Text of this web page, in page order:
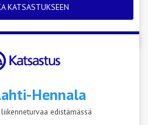
KATSASTUKSEEN
Hennala
edistämässä